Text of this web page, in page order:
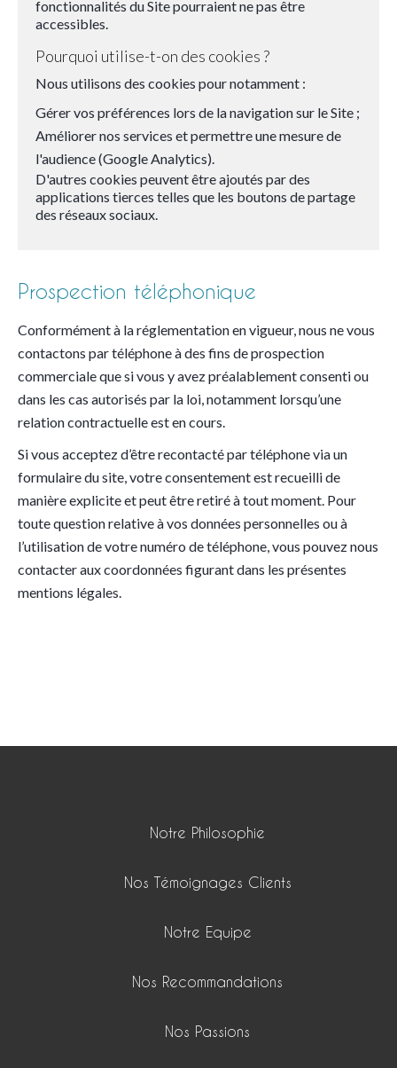
fonctionnalités du Site pourraient ne pas être
accessibles.
Pourquoi utilise-t-on des cookies ?
Nous utilisons des cookies pour notamment :
Gérer vos préférences lors de la navigation sur le Site ;
Améliorer nos services et permettre une mesure de
l'audience (Google Analytics).
D'autres cookies peuvent être ajoutés par des
applications tierces telles que les boutons de partage
des réseaux sociaux.
Prospection téléphonique
Conformément à la réglementation en vigueur, nous ne vous
contactons par téléphone à des fins de prospection
commerciale que si vous y avez préalablement consenti ou
dans les cas autorisés par la loi, notamment lorsqu’une
relation contractuelle est en cours.
Si vous acceptez d’être recontacté par téléphone via un
formulaire du site, votre consentement est recueilli de
manière explicite et peut être retiré à tout moment. Pour
toute question relative à vos données personnelles ou à
l’utilisation de votre numéro de téléphone, vous pouvez nous
contacter aux coordonnées figurant dans les présentes
mentions légales.
Notre Philosophie
Nos Témoignages Clients
Notre Equipe
Nos Recommandations
Nos Passions